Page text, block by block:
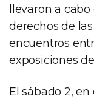
llevaron a
derechos de
encuentros
exposiciones
El sábado 2,